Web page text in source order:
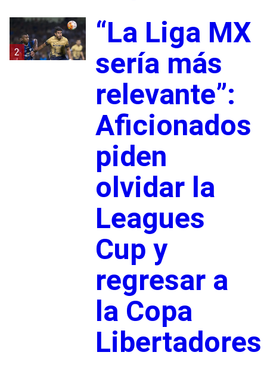
2
“La Liga MX
sería más
relevante”:
Aficionados
piden
olvidar la
Leagues
Cup y
regresar a
la Copa
Libertadores